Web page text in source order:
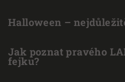
Halloween –
Jak poznat pravého
fejku?